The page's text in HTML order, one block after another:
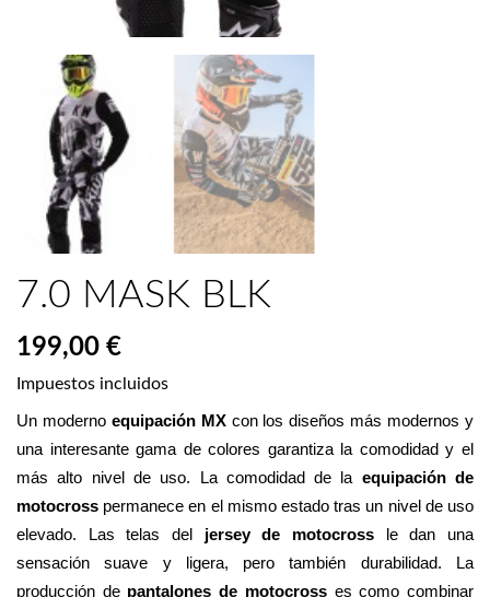
7.0 MASK BLK
199,00 €
Impuestos incluidos
Un moderno equipación MX con los diseños más modernos y
una interesante gama de colores garantiza la comodidad y el
más alto nivel de uso. La comodidad de la equipación de
motocross permanece en el mismo estado tras un nivel de uso
elevado. Las telas del jersey de motocross le dan una
sensación suave y ligera, pero también durabilidad. La
producción de pantalones de motocross es como combinar